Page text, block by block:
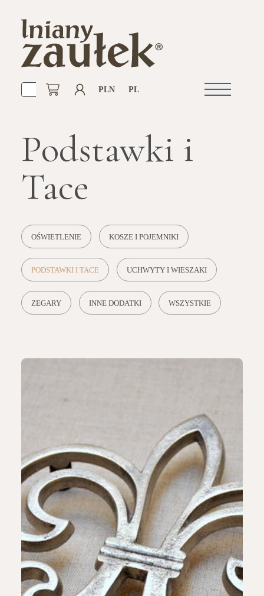
Otwórz
PLN PL
Podstawki i
Tace
OŚWIETLENIE KOSZE I POJEMNIKI
PODSTAWKI I TACE UCHWYTY I WIESZAKI
ZEGARY INNE DODATKI WSZYSTKIE